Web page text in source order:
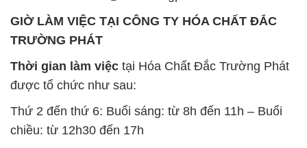
GIỜ LÀM VIỆC TẠI CÔNG TY HÓA CHẤT ĐẮC
TRƯỜNG PHÁT
Thời gian làm việc tại Hóa Chất Đắc Trường Phát
được tổ chức như sau:
Thứ 2 đến thứ 6: Buổi sáng: từ 8h đến 11h – Buổi
chiều: từ 12h30 đến 17h